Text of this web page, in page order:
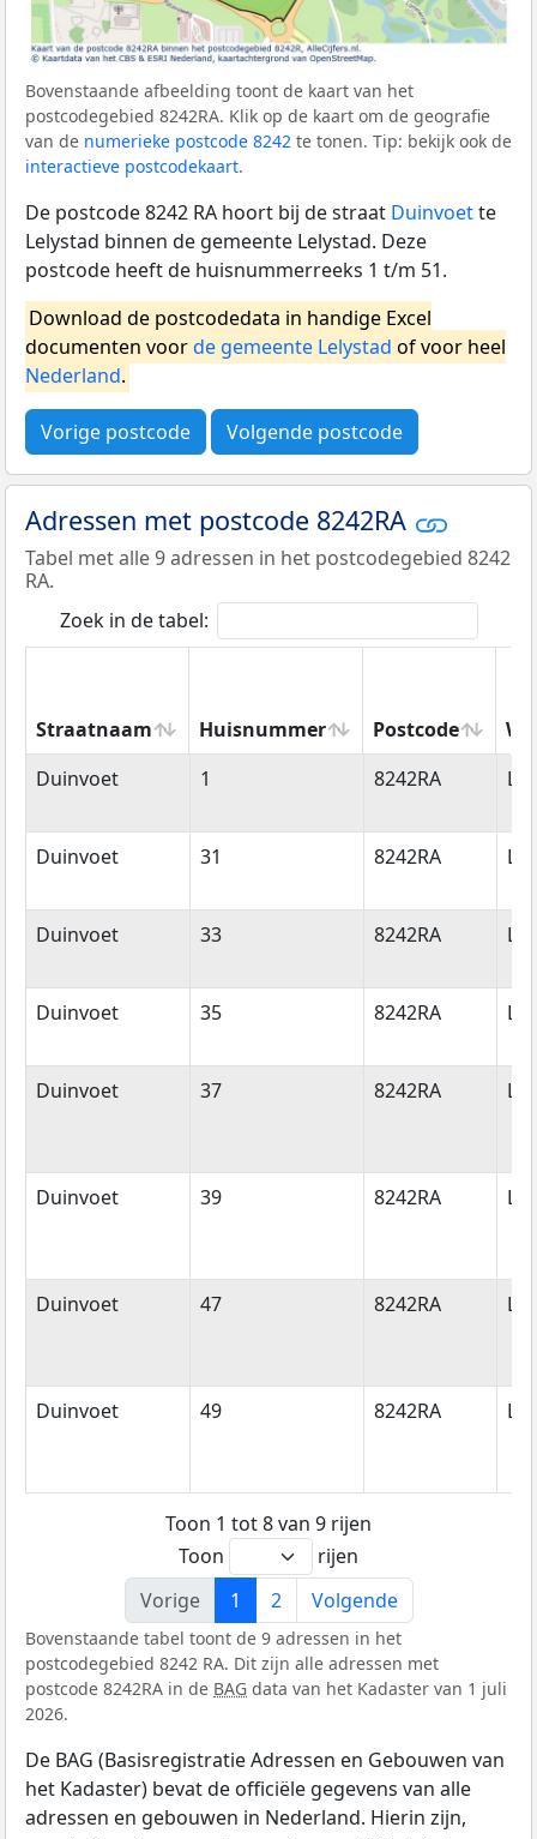
Bovenstaande afbeelding toont de kaart van het
postcodegebied 8242RA. Klik op de kaart om de geografie
van de numerieke postcode 8242 te tonen. Tip: bekijk ook de
interactieve postcodekaart.
De postcode 8242 RA hoort bij de straat Duinvoette
Lelystad binnen de gemeente Lelystad. Deze
postcode heeft de huisnummerreeks 1 t/m 51.
Download de postcodedata in handige Excel
documenten voorde gemeente Lelystad of voor heel
Nederland.
Vorige postcode Volgende postcode
Adressen met postcode 8242RA
Tabel met alle 9 adressen in het postcodegebied 8242
RA.
Zoek in de tabel:
Straatnaam Huisnummer Postcode
Straatnaam
Huisnummer Postcode
Duinvoet 1 8242RA
Duinvoet 31 8242RA
Duinvoet 33 8242RA
Duinvoet 35 8242RA
Duinvoet 37 8242RA
Duinvoet 39 8242RA
Duinvoet 47 8242RA
Duinvoet 49 8242RA
Toon 1 tot 8 van 9 rijen
Toon
rijen
Vorige
1 2 Volgende
Bovenstaande tabel toont de 9 adressen in het
postcodegebied 8242 RA. Dit zijn alle adressen met
postcode 8242RA in de BAG data van het Kadaster van 1 juli
2026.
De BAG (Basisregistratie Adressen en Gebouwen van
het Kadaster) bevat de officiële gegevens van alle
adressen en gebouwen in Nederland. Hierin zijn,